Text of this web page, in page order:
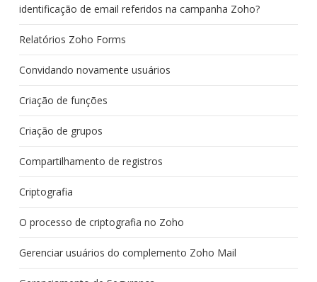
identificação de email referidos na campanha Zoho?
Relatórios Zoho Forms
Convidando novamente usuários
Criação de funções
Criação de grupos
Compartilhamento de registros
Criptografia
O processo de criptografia no Zoho
Gerenciar usuários do complemento Zoho Mail